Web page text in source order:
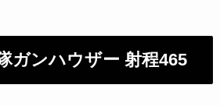
ガンハウザー 射程465